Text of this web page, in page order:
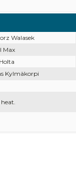
Walasek
Max
Kylmäkorpi